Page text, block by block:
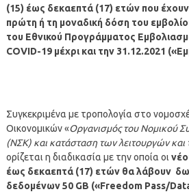
(15) έως δεκαεπτά (17) ετών που
πρώτη ή τη μοναδική δόση του
του Εθνικού Προγράμματος
COVID-19 μέχρι και την 31.12.2021
Συγκεκριμένα με τροπολογία στο
Οικονομικών «Οργανισμός του Νομικού
(ΝΣΚ) και κατάσταση των λειτουργών
ορίζεται η διαδικασία με την οποία οι
έως δεκαεπτά (17) ετών θα λάβουν
δεδομένων 50 GB («Freedom Pass/